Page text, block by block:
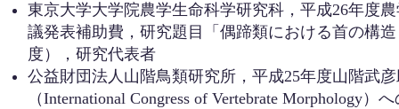
東京大学大学院農学生命科学研究科，平成26年度
議発表補助費，研究題目「偶蹄類における首の構
度），研究代表者
公益財団法人山階鳥類研究所，平成25年度山階武
（International Congress of Vertebrate Morphology